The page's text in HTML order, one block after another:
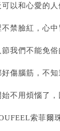
以和心愛的
禁臉紅，心
我們不能免
傷腦筋，不
始不用煩惱了
索菲爾